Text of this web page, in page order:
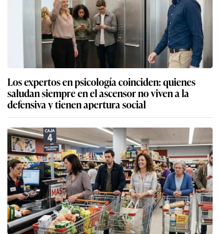
Los expertos en psicología coinciden: quienes
saludan siempre en el ascensor no viven a la
defensiva y tienen apertura social